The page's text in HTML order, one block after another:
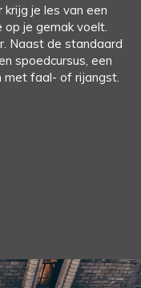
je les van een
op je gemak voelt.
Naast de standaard
spoedcursus, een
met faal- of rijangst.